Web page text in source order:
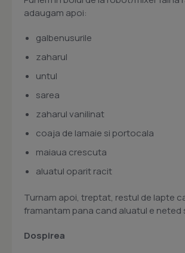
adaugam apoi:
galbenusurile
zaharul
untul
sarea
zaharul vanilinat
coaja de lamaie si portocala
maiaua crescuta
aluatul oparit racit
Turnam apoi, treptat, restul de lapte
framantam pana cand aluatul e neted
Dospirea